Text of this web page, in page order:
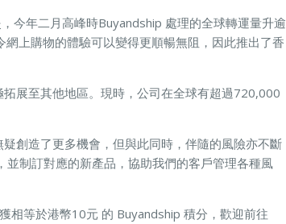
今年二月高峰時Buyandship 處理的全球轉運量升逾
上購物的體驗可以變得更順暢無阻，因此推出了香
展至其他地區。現時，公司在全球有超過720,000
創造了更多機會，但與此同時，伴隨的風險亦不斷
制訂對應的新產品，協助我們的客戶管理各種風
相等於港幣10元 的 Buyandship 積分，歡迎前往